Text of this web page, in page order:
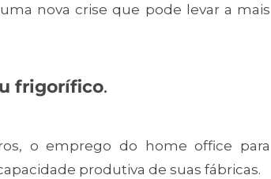
nova crise que pode levar a mais
frigorífico.
o emprego do home office para
produtiva de suas fábricas.